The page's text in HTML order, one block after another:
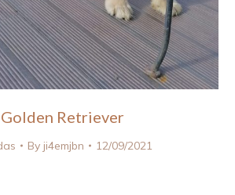
Retriever
By ji4emjbn 12/09/2021